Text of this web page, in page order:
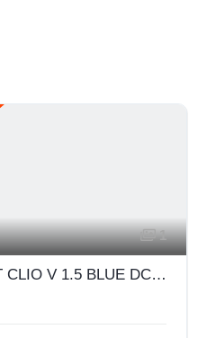
1
RENAULT CLIO V 1.5 BLUE DCI 85CH BUSINESS